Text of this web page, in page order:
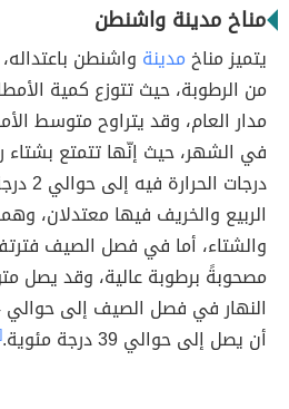
مناخ مدينة واشنطن
يتميز مناخمدينة واشنطن
من الرطوبة، حيث تتوزع كمية
في الشهر، حيث إنّها تتمتع
درجات
الربيع والخريف فيها معتدلان،
والشتاء، أما في فصل الصيف
مصحوبةً برطوبة عالية، وقد يصل
أن يصل إلى حوالي 39 درجة مئوية.
[١]